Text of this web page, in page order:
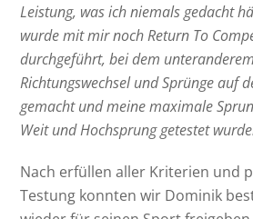
Leistung, was ich niemals gedacht
wurde mit mir noch Return To
durchgeführt, bei dem
Richtungswechsel und Sprünge auf
gemacht und meine maximale
Weit und Hochsprung getestet
Nach erfüllen aller Kriterien und
Testung konnten wir Dominik